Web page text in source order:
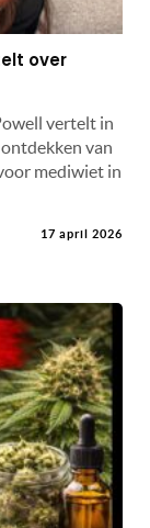
over
vertelt in
van
mediwiet in
17 april 2026